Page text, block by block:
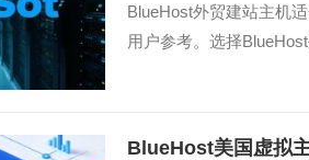
BlueHost外贸建站主机
用户参考。选择
BlueHost美国虚拟